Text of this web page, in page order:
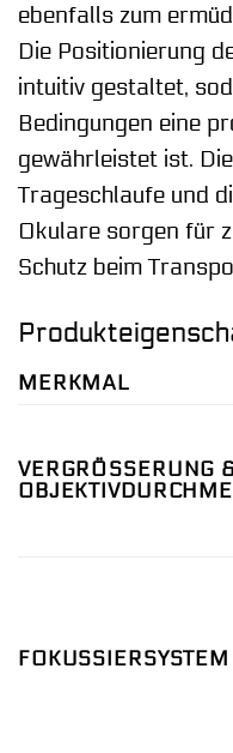
ebenfalls zum
Die Positionierung
intuitiv gestaltet,
Bedingungen eine
gewährleistet ist.
Trageschlaufe und
Okulare sorgen für
Schutz beim
MERKMAL
VERGRÖSSERUNG &
FOKUSSIERSYSTEM